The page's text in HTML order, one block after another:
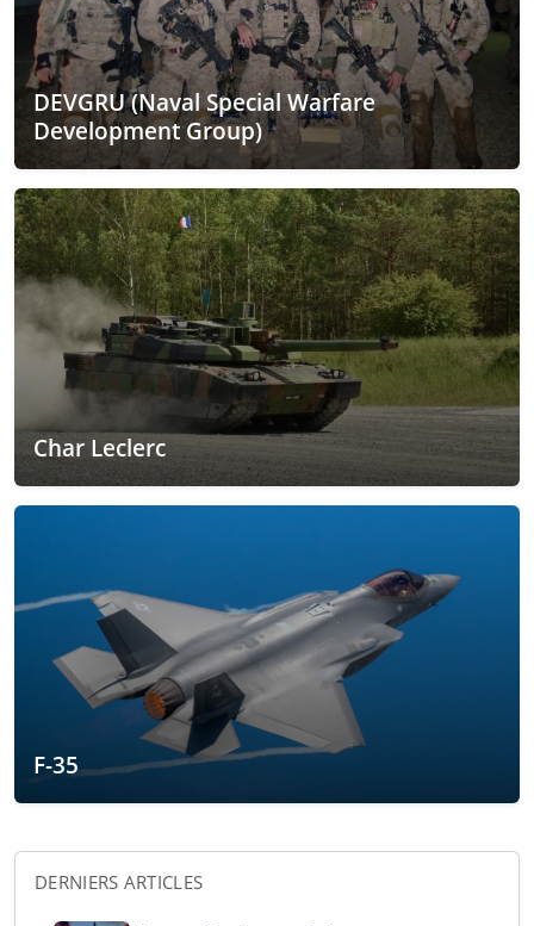
DEVGRU (Naval Special Warfare
Development Group)
Char Leclerc
F-35
DERNIERS ARTICLES